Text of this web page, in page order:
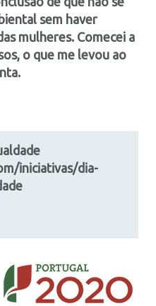
sem haver
mulheres. Comecei a
o que me levou ao
iniciativas/dia-